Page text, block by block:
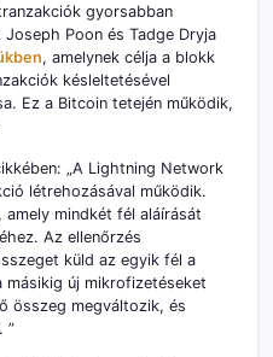
gyorsabban
Poon és Tadge Dryja
, amelynek célja a blokk
késleltetésével
Ez a Bitcoin tetején működik,
„A Lightning Network
létrehozásával működik.
amely mindkét fél aláírását
Az ellenőrzés
küld az egyik fél a
másikig új mikrofizetéseket
összeg megváltozik, és
”